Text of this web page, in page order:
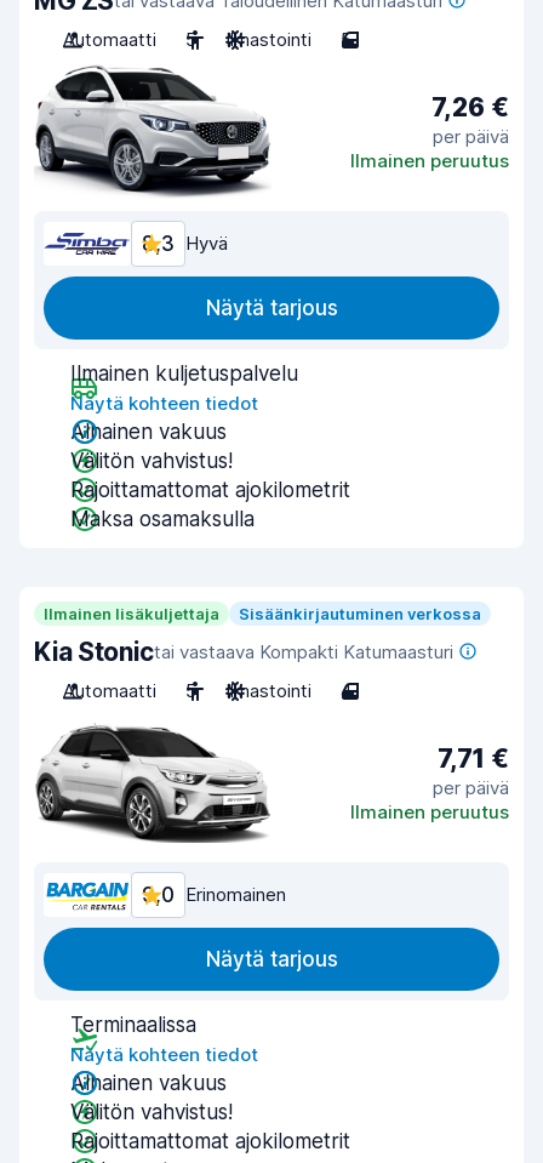
Automaatti
5 Ilmastointi 5
7,26 €
per päivä
Ilmainen peruutus
8,3 Hyvä
Näytä tarjous
Ilmainen kuljetuspalvelu
Näytä kohteen tiedot
Alhainen vakuus
Välitön vahvistus!
Rajoittamattomat ajokilometrit
Maksa osamaksulla
Ilmainen lisäkuljettaja Sisäänkirjautuminen verkossa
Kia Stonictai vastaava Kompakti Katumaasturi
Automaatti
5 Ilmastointi 4
7,71 €
per päivä
Ilmainen peruutus
9,0 Erinomainen
Näytä tarjous
Terminaalissa
Näytä kohteen tiedot
Alhainen vakuus
Välitön vahvistus!
Rajoittamattomat ajokilometrit